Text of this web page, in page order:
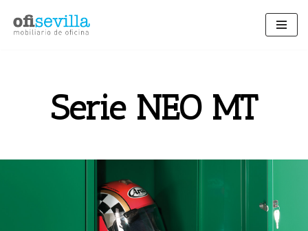
Saltar
Serie NEO MT